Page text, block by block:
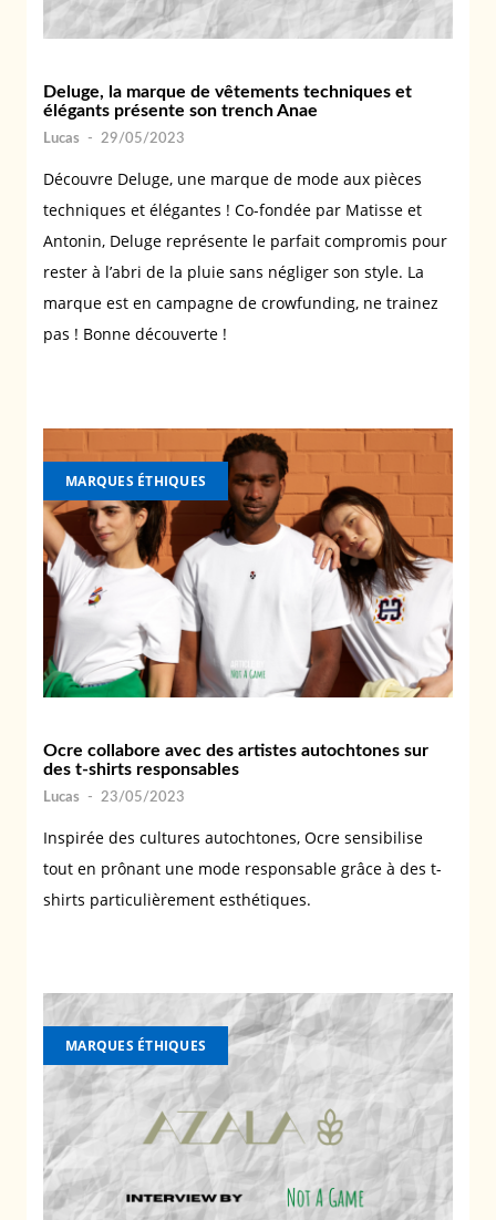
Deluge, la marque de vêtements techniques et
élégants présente son trench Anae
Lucas - 29/05/2023
Découvre Deluge, une marque de mode aux pièces
techniques et élégantes ! Co-fondée par Matisse et
Antonin, Deluge représente le parfait compromis pour
rester à l’abri de la pluie sans négliger son style. La
marque est en campagne de crowfunding, ne trainez
pas ! Bonne découverte !
MARQUES ÉTHIQUES
Ocre collabore avec des artistes autochtones sur
des t-shirts responsables
Lucas - 23/05/2023
Inspirée des cultures autochtones, Ocre sensibilise
tout en prônant une mode responsable grâce à des t-
shirts particulièrement esthétiques.
MARQUES ÉTHIQUES